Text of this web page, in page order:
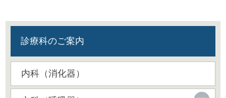
診療科のご案内
内科（消化器）